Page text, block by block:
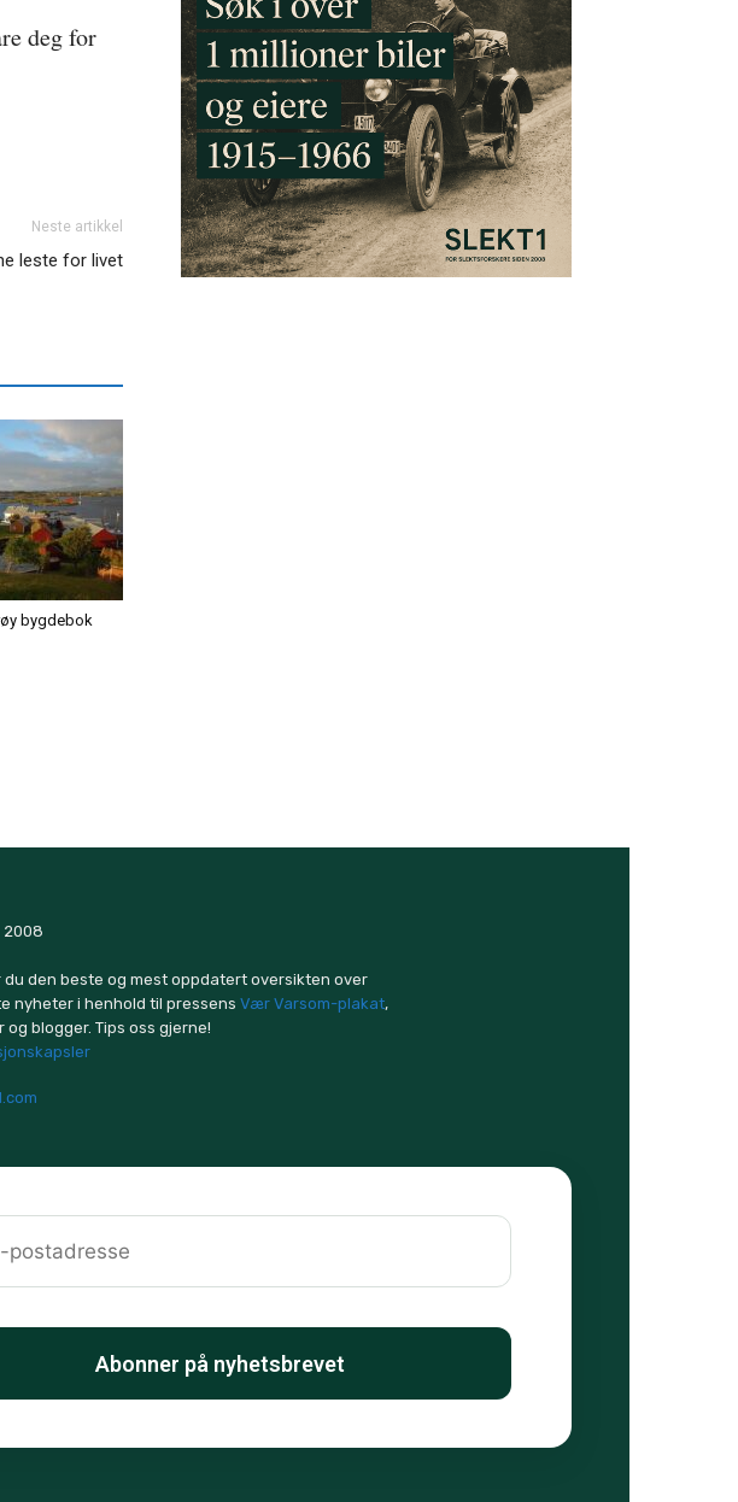
deg for
Neste artikkel
leste for livet
bygdebok
2008
den beste og mest oppdatert oversikten over
nyheter i henhold til pressensVær Varsom-plakat,
blogger. Tips oss gjerne!